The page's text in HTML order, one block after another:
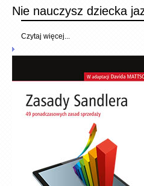
Nie nauczysz dziecka
Czytaj więcej...